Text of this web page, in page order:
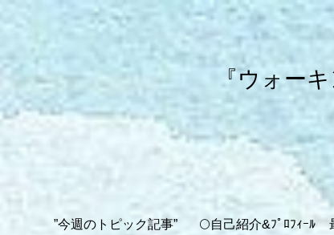
『ウォー
”今週のトピック記事” 🌕自己紹介&ﾌﾟﾛﾌｨｰﾙ